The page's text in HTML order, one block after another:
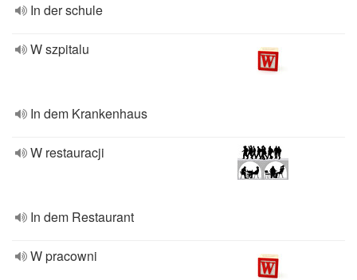
In der schule
W szpitalu
In dem Krankenhaus
W restauracji
In dem Restaurant
W pracowni